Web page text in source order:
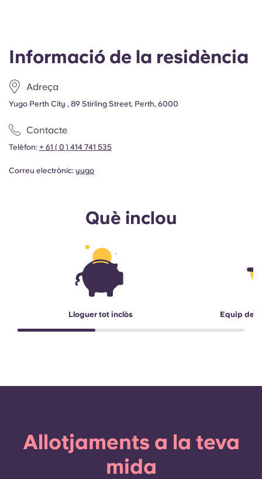
Informació de la residència
Adreça
Yugo Perth City , 89 Stirling Street, Perth, 6000
Contacte
Telèfon: + 61 ( 0 ) 414 741 535
Correu electrònic: yugo
Què inclou
Lloguer tot inclòs Equip de
Allotjaments a la teva
mida